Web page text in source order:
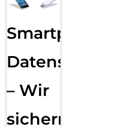
Smartphone
Datensicherung
– Wir
sichern